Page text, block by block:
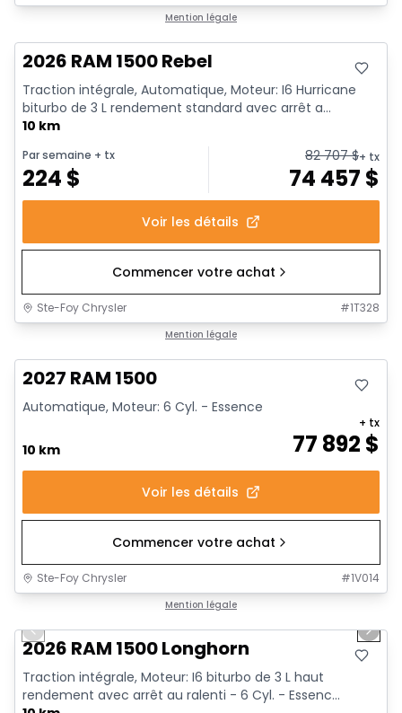
Mention légale
2026 RAM 1500 Rebel
Traction intégrale, Automatique, Moteur: I6 Hurricane
biturbo de 3 L rendement standard avec arrêt a...
10 km
Par semaine + tx
224 $
82 707$+ tx
74 457 $
Voir les détails
Commencer votre achat
Ste-Foy Chrysler #1T328
Mention légale
2027 RAM 1500
Automatique, Moteur: 6 Cyl. - Essence
10 km 77 892 $
+ tx
Voir les détails
Commencer votre achat
Ste-Foy Chrysler #1V014
Mention légale
Previous slide
Next
2026 RAM 1500 Longhorn
Traction intégrale, Moteur: I6 biturbo de 3 L haut
rendement avec arrêt au ralenti - 6 Cyl. - Essenc...